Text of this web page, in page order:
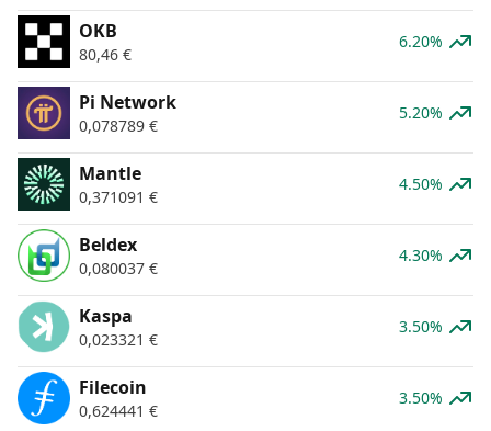
OKB
80,46 €
6.20%
Pi Network
0,078789 €
5.20%
Mantle
0,371091 €
4.50%
Beldex
0,080037 €
4.30%
Kaspa
0,023321 €
3.50%
Filecoin
0,624441 €
3.50%